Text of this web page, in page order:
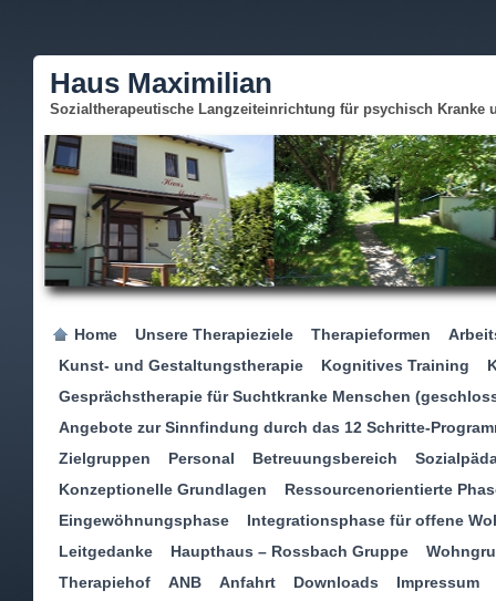
Haus Maximilian
Sozialtherapeutische Langzeiteinrichtung für psychisch Kranke
Home Unsere Therapieziele Therapieformen
Kunst- und Gestaltungstherapie
Kognitives Training
Gesprächstherapie für Suchtkranke Menschen
Angebote zur Sinnfindung durch das 12 Schritte-
Zielgruppen
Personal Betreuungsbereich
Konzeptionelle Grundlagen
Ressourcenorientierte
Eingewöhnungsphase
Integrationsphase für offene
Leitgedanke
Haupthaus – Rossbach Gruppe
Therapiehof
ANB Anfahrt Downloads
Impressum